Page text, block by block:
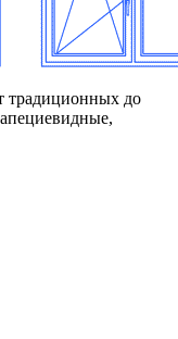
традиционных до